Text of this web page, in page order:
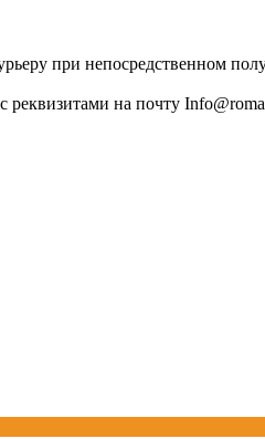
при непосредственном
на почту